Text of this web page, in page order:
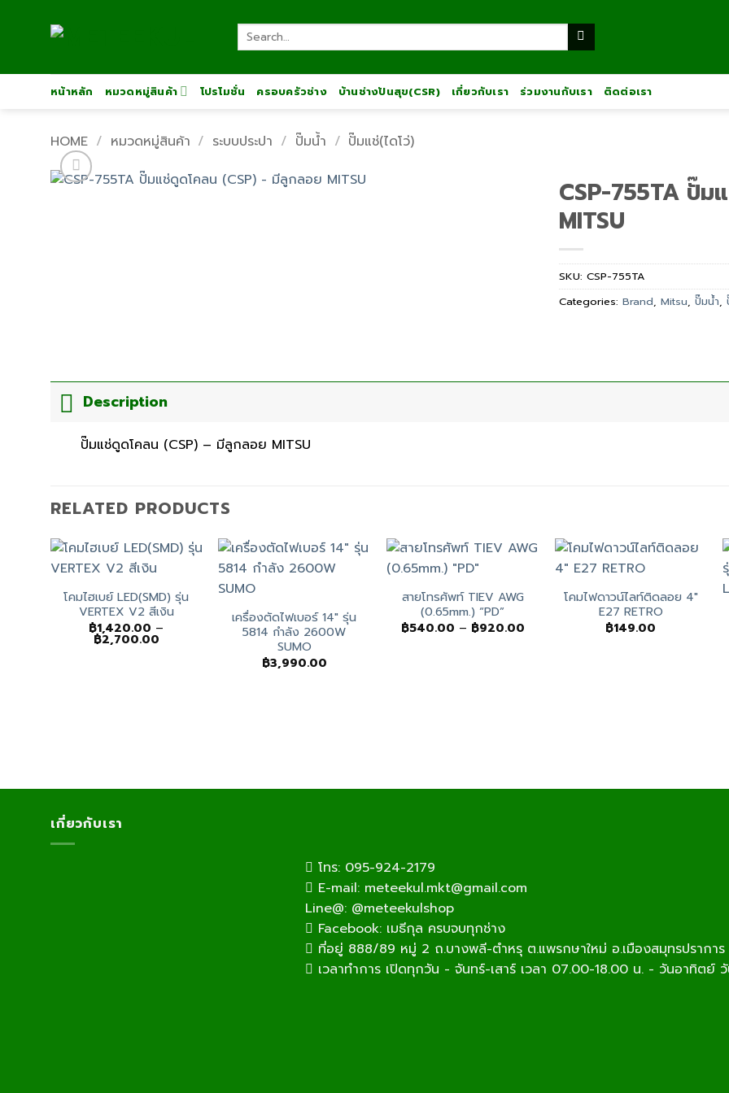
Search
for:
หน้าหลัก หมวดหมู่สินค้า โปรโมชั่น ครอบครัวช่าง บ้านช่างปันสุข(CSR) เกี่ยวกับเรา ร่วมงานกับเรา ติดต่อเรา
HOME / หมวดหมู่สินค้า / ระบบประปา / ปั๊มน้ำ / ปั๊มแช่(ไดโว่)
CSP-755TA ปั๊
MITSU
SKU: CSP-755TA
Categories: Brand, Mitsu, ปั๊มน้ำ,
Description
ปั๊มแช่ดูดโคลน (CSP) – มีลูกลอย MITSU
RELATED PRODUCTS
โคมไฮเบย์ LED(SMD) รุ่น
VERTEX V2 สีเงิน
฿1,420.00 –
฿2,700.00Price
เครื่องตัดไฟเบอร์ 14″ รุ่น
5814 กำลัง 2600W
SUMO
฿3,990.00
สายโทรศัพท์ TIEV AWG
(0.65mm.) “PD”
฿540.00 – ฿920.00Price
โคมไฟดาวน์ไลท์ติดลอย 4″
E27 RETRO
฿149.00
เกี่ยวกับเรา
โทร: 095-924-2179
E-mail: meteekul.mkt@gmail.com
Line@: @meteekulshop
Facebook: เมธีกุล ครบจบทุกช่าง
ที่อยู่ 888/89 หมู่ 2 ถ.บางพลี-ตำหรุ ต.แพรกษาใหม่ อ.เมืองสมุทรปราการ
เวลาทำการ เปิดทุกวัน - จันทร์-เสาร์ เวลา 07.00-18.00 น. - วันอาทิต